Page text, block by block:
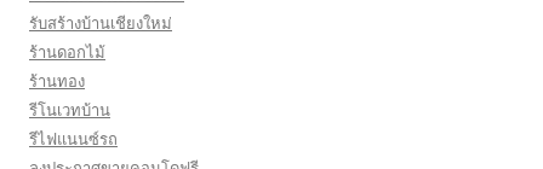
รับสร้างบ้านเชียงใหม่
ร้านดอกไม้
ร้านทอง
รีโนเวทบ้าน
รีไฟแนนซ์รถ